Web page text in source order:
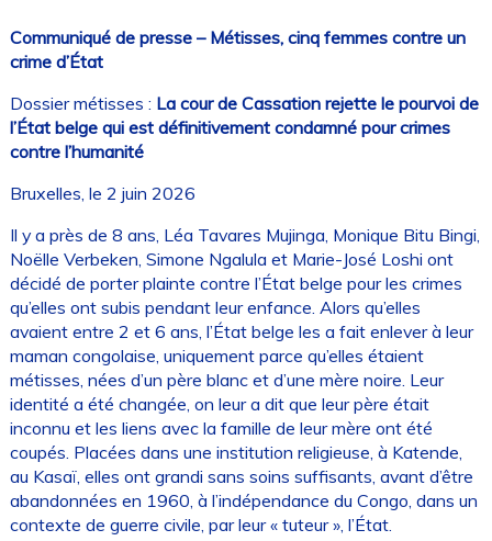
Communiqué de presse – Métisses, cinq femmes contre un
crime d’État
Dossier métisses : La cour de Cassation rejette le pourvoi de
l’État belge qui est définitivement condamné pour crimes
contre l’humanité
Bruxelles, le 2 juin 2026
Il y a près de 8 ans, Léa Tavares Mujinga, Monique Bitu Bingi,
Noëlle Verbeken, Simone Ngalula et Marie-José Loshi ont
décidé de porter plainte contre l’État belge pour les crimes
qu’elles ont subis pendant leur enfance. Alors qu’elles
avaient entre 2 et 6 ans, l’État belge les a fait enlever à leur
maman congolaise, uniquement parce qu’elles étaient
métisses, nées d’un père blanc et d’une mère noire. Leur
identité a été changée, on leur a dit que leur père était
inconnu et les liens avec la famille de leur mère ont été
coupés. Placées dans une institution religieuse, à Katende,
au Kasaï, elles ont grandi sans soins suffisants, avant d’être
abandonnées en 1960, à l’indépendance du Congo, dans un
contexte de guerre civile, par leur « tuteur », l’État.